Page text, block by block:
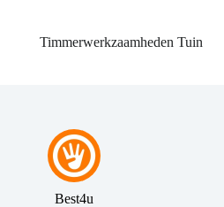
Timmerwerkzaamheden Tuin
Best4u